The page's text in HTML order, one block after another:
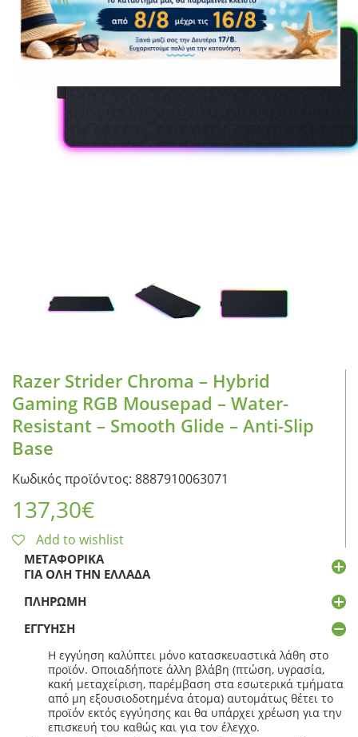
CASE FANS
LIQUID COOLERS
ΕΙΚΟΝΑ-ΗΧΟΣ
GAMING
Razer Strider Chroma – Hybrid
Gaming RGB Mousepad – Water-
Resistant – Smooth Glide – Anti-Slip
Base
Κωδικός προϊόντος: 8887910063071
137,30€
Add to wishlist
ΜΕΤΑΦΟΡΙΚΆ
ΓΙΑ ΌΛΗ ΤΗΝ ΕΛΛΆΔΑ
ΠΛΗΡΩΜΉ
ΕΓΓΎΗΣΗ
Η εγγύηση καλύπτει μόνο κατασκευαστικά λάθη στο
προϊόν. Οποιαδήποτε άλλη βλάβη (πτώση, υγρασία,
κακή μεταχείριση, παρέμβαση στα εσωτερικά τμήματα
από μη εξουσιοδοτημένα άτομα) αυτομάτως θέτει το
προϊόν εκτός εγγύησης και θα υπάρχει χρέωση για την
επισκευή του καθώς και για τον έλεγχο.